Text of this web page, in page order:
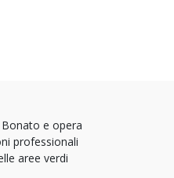
e opera
professionali
aree verdi